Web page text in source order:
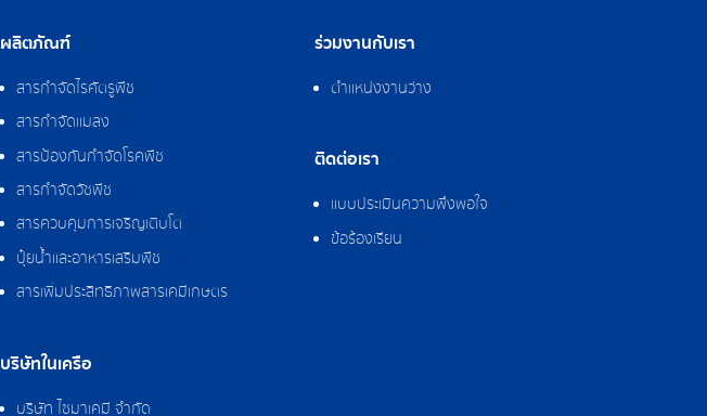
ผลิตภัณฑ์
สารกำจัดไรศัตรูพืช
สารกำจัดแมลง
สารป้องกันกำจัดโรคพืช
สารกำจัดวัชพืช
สารควบคุมการเจริญเติบโต
ปุ๋ยน้ำและอาหารเสริมพืช
สารเพิ่มประสิทธิภาพสารเคมีเกษตร
บริษัทในเครือ
บริษัท ไซมาเคมี จำกัด
ร่วมงานกับเรา
ตำแหน่งงานว่าง
ติดต่อเรา
แบบประเมินความพึงพอใจ
ข้อร้องเรียน